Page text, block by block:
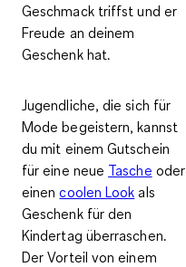
Geschmack triffst und er
Freude an deinem
Geschenk hat.
Jugendliche, die sich für
Mode begeistern, kannst
du mit einem Gutschein
für eine neue Tasche oder
einencoolen Look als
Geschenk für den
Kindertag überraschen.
Der Vorteil von einem